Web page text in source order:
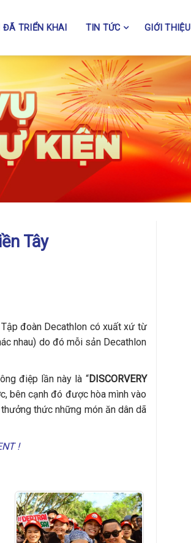
ĐÃ TRIỂN KHAI TIN TỨC GIỚI THIỆU
Tây
đoàn Decathlon có xuất xứ từ
nhau) do đó mỗi sản Decathlon
điệp lần này là “DISCORVERY
bên cạnh đó được hòa mình vào
thức những món ăn dân dã
!